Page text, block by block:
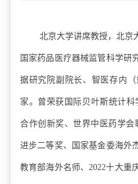
北京大学讲席教授，北京
国家药品医疗器械监管科学研
据研究院副院长、智医存内
家。曾荣获国际贝叶斯统计
合作创新奖、世界中医药学
进步二等奖、国家基金委海外
教育部海外名师、2022十大重